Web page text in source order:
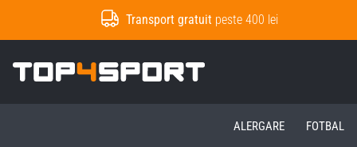
Transport gratuitpeste 400 lei
Top4Sport.ro
ALERGARE FOTBAL